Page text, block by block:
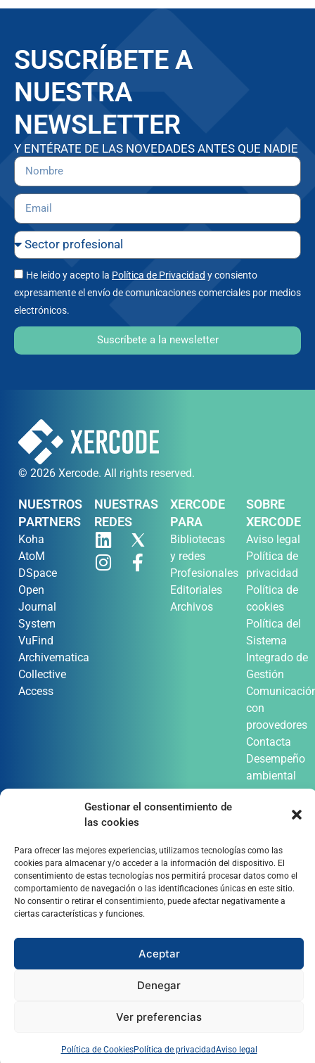
Gestionar el consentimiento de
las cookies
Para ofrecer las mejores experiencias, utilizamos tecnologías como las
cookies para almacenar y/o acceder a la información del dispositivo. El
consentimiento de estas tecnologías nos permitirá procesar datos como el
comportamiento de navegación o las identificaciones únicas en este sitio.
No consentir o retirar el consentimiento, puede afectar negativamente a
ciertas características y funciones.
Aceptar
Denegar
Ver preferencias
Política de CookiesPolítica de privacidadAviso legal
SUSCRÍBETE A
NUESTRA
NEWSLETTER
Y ENTÉRATE DE LAS NOVEDADES ANTES QUE NADIE
He leído y acepto la Política de Privacidad y consiento
expresamente el envío de comunicaciones comerciales por medios
electrónicos.
Suscríbete a la newsletter
© 2026 Xercode. All rights reserved.
NUESTROS
PARTNERS
Koha
AtoM
DSpace
Open
Journal
System
VuFind
Archivematica
Collective
Access
NUESTRAS
REDES
XERCODE
PARA
Bibliotecas
y redes
Profesionales
Editoriales
Archivos
SOBRE
XERCODE
Aviso legal
Política de
privacidad
Política de
cookies
Política del
Sistema
Integrado de
Gestión
con
proovedores
Contacta
Desempeño
ambiental